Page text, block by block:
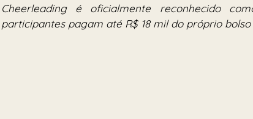
Cheerleading é oficialmente reconhecido
participantes pagam até R$ 18 mil do próprio